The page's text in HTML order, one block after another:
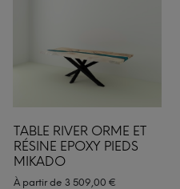
TABLE RIVER ORME ET
RÉSINE EPOXY PIEDS
MIKADO
À partir de 3 509,00 €